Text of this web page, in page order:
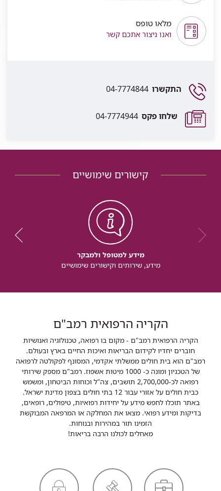
מלאו טופס
ואנו ניצור אתכם קשר
התקשרו 04-7774844
שלחו פקס 04-7774944
קישורים שימושיים
מידע למטופל ולמבקר
מידע, שירותים וקישורים שימושיים
הקריה הרפואית רמב"ם
הקריה הרפואית רמב"ם - מקום בו רפואה, טכנולוגיה ואנושיות
חוברים יחדיו לקידום הבריאות ואיכות החיים בארץ ובעולם.
רמב"ם הוא בית חולים ממשלתי אקדמי, המסונף לפקולטה לרפואה
של הטכניון ומונה כ- 1000 מיטות אשפוז. רמב"ם מספק שירותי
רפואה לכ-2,700,000 תושבים, צה"ל וכוחות הביטחון, ומשמש
כבית חולים על אזורי עבור 12 בתי חולים בצפון מדינת ישראל.
באתר תוכלו לחפש מידע על יחידות רפואיות, טיפולים, רופאים,
בדיקות ומידע רפואי. מצאו את המחלקה או המרפאה המבוקשת
הזמינו תור במהירות ובנוחות.
מאחלים לכולנו הרבה בריאות!